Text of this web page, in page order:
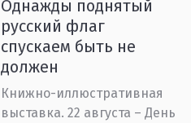
Однажды поднятый
русский флаг
спускаем быть не
должен
Книжно-иллюстративная
выставка. 22 августа – День